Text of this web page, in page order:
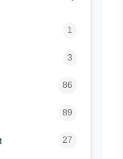
1
3
86
89
27